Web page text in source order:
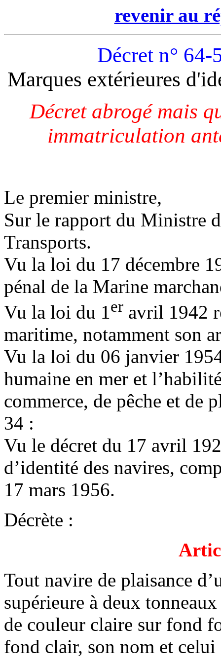
revenir au
Décret n°
Marques extérieures
Décret abrogé mais
immatriculation
Le premier ministre,
Sur le rapport du Ministre
Transports.
Vu la loi du 17 décembre
pénal de la Marine
Vu la loi du 1er avril 1942
maritime, notamment son
Vu la loi du 06 janvier
humaine en mer et
commerce, de pêche et de
34 :
Vu le décret du 17 avril
d’identité des navires,
17 mars 1956.
Décrète :
Tout navire de plaisance
supérieure à deux
de couleur claire sur fond
fond clair, son nom et celui